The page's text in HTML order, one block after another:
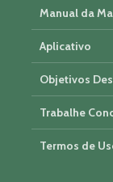
Manual da
Aplicativo
Objetivos
Trabalhe
Termos de